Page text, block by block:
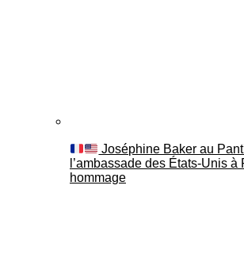
Joséphine Baker au
l’ambassade des États-Unis à
hommage